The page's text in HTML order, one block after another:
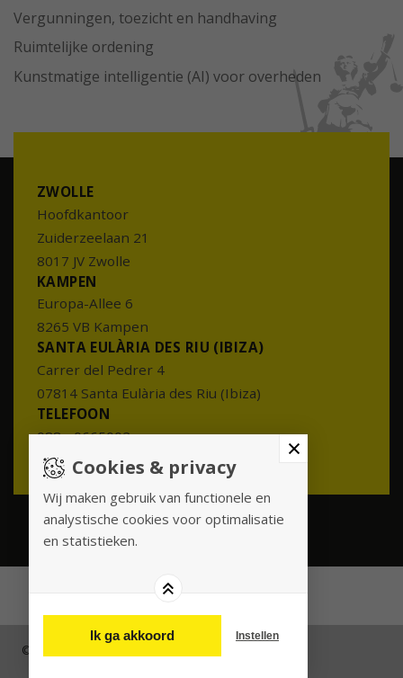
Vergunningen, toezicht en handhaving
Ruimtelijke ordening
Kunstmatige intelligentie (AI) voor overheden
ZWOLLE
Hoofdkantoor
Zuiderzeelaan 21
8017 JV Zwolle
KAMPEN
Europa-Allee 6
8265 VB Kampen
SANTA EULÀRIA DES RIU (IBIZA)
Carrer del Pedrer 4
07814 Santa Eulària des Riu (Ibiza)
TELEFOON
088 - 0665002
info@meesterenmeester.nl
© 2026
Cookies & privacy
Wij maken gebruik van functionele en
analystische cookies voor optimalisatie
en statistieken.
Ik ga akkoord Instellen